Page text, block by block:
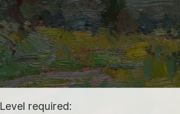
Level required: